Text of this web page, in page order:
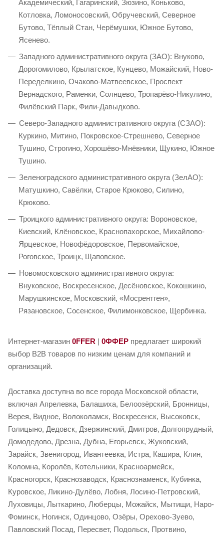
Академический, Гагаринский, Зюзино, Коньково,
Котловка, Ломоносовский, Обручевский, Северное
Бутово, Тёплый Стан, Черёмушки, Южное Бутово,
Ясенево.
Западного административного округа (ЗАО): Внуково,
Дорогомилово, Крылатское, Кунцево, Можайский, Ново-
Переделкино, Очаково-Матвеевское, Проспект
Вернадского, Раменки, Солнцево, Тропарёво-Никулино,
Филёвский Парк, Фили-Давыдково.
Северо-Западного административного округа (СЗАО):
Куркино, Митино, Покровское-Стрешнево, Северное
Тушино, Строгино, Хорошёво-Мнёвники, Щукино, Южное
Тушино.
Зеленоградского административного округа (ЗелАО):
Матушкино, Савёлки, Старое Крюково, Силино,
Крюково.
Троицкого административного округа: Вороновское,
Киевский, Клёновское, Краснопахорское, Михайлово-
Ярцевское, Новофёдоровское, Первомайское,
Роговское, Троицк, Щаповское.
Новомосковского административного округа:
Внуковское, Воскресенское, Десёновское, Кокошкино,
Марушкинское, Московский, «Мосрентген»,
Рязановское, Сосенское, Филимонковское, Щербинка.
Интернет-магазин 0FFER | 0ФФЕР предлагает широкий
выбор B2B товаров по низким ценам для компаний и
организаций.
Доставка доступна во все города Московской области,
включая Апрелевка, Балашиха, Белоозёрский, Бронницы,
Верея, Видное, Волоколамск, Воскресенск, Высоковск,
Голицыно, Дедовск, Дзержинский, Дмитров, Долгопрудный,
Домодедово, Дрезна, Дубна, Егорьевск, Жуковский,
Зарайск, Звенигород, Ивантеевка, Истра, Кашира, Клин,
Коломна, Королёв, Котельники, Красноармейск,
Красногорск, Краснозаводск, Краснознаменск, Кубинка,
Куровское, Ликино-Дулёво, Лобня, Лосино-Петровский,
Луховицы, Лыткарино, Люберцы, Можайск, Мытищи, Наро-
Фоминск, Ногинск, Одинцово, Озёры, Орехово-Зуево,
Павловский Посад, Пересвет, Подольск, Протвино,